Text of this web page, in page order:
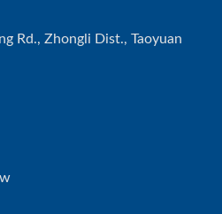
Rd., Zhongli Dist., Taoyuan